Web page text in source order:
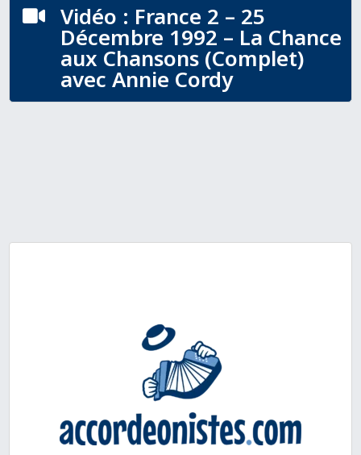
 Vidéo : France 2 – 25
Décembre 1992 – La Chance
aux Chansons (Complet)
avec Annie Cordy